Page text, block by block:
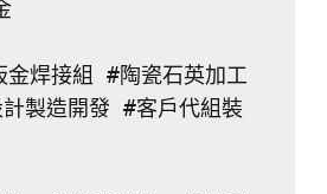
焊接組 #陶瓷石英加工
製造開發 #客戶代組裝